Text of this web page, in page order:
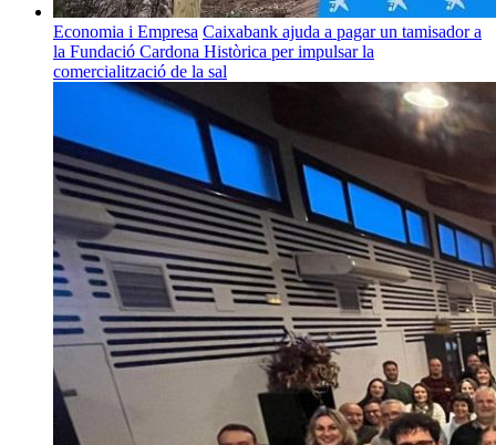
Economia i Empresa Caixabank ajuda a pagar un tamisador a
la Fundació Cardona Històrica per impulsar la
comercialització de la sal